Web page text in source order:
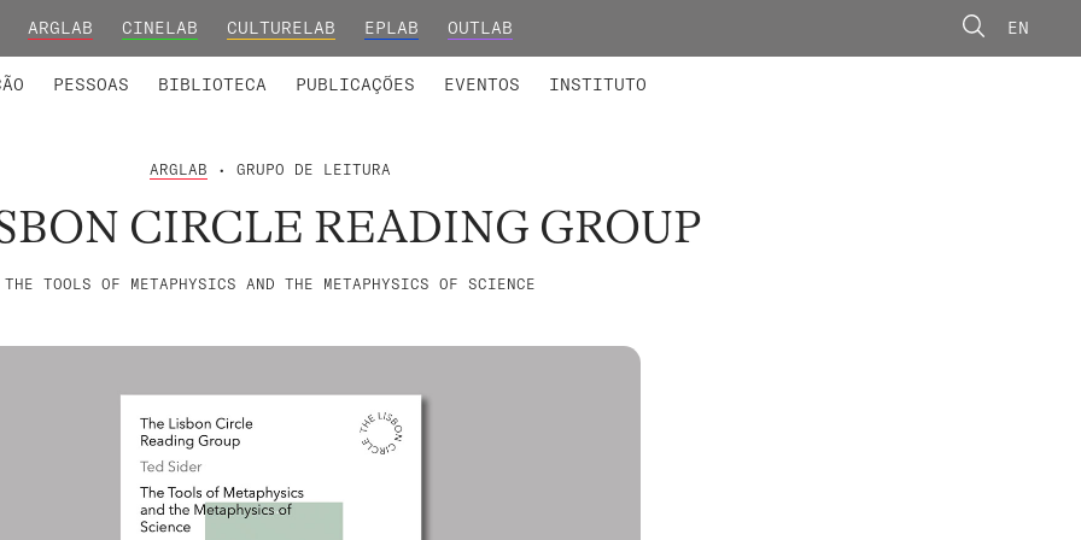
ARGLAB CINELAB CULTURELAB EPLAB OUTLAB EN
PESSOAS BIBLIOTECA PUBLICAÇÕES EVENTOS INSTITUTO
ARGLAB • GRUPO DE LEITURA
CIRCLE READING GROUP
THE TOOLS OF METAPHYSICS AND THE METAPHYSICS OF SCIENCE